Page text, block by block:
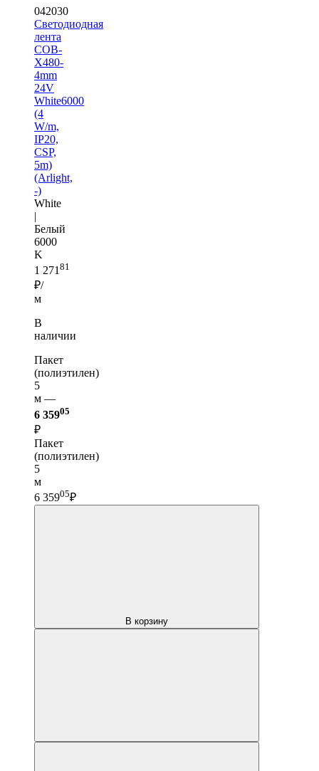
042030
Светодиодная
лента
COB-
X480-
4mm
24V
White6000
(4
W/m,
IP20,
CSP,
5m)
(Arlight,
-)
White
|
Белый
6000
K
1 271 81
₽/
м
В
наличии
Пакет
(полиэтилен)
5
м —
6 35905
₽
Пакет
(полиэтилен)
5
м
6 35905₽
В корзину